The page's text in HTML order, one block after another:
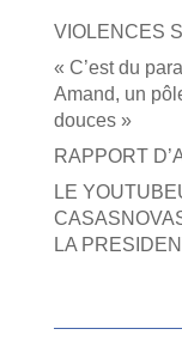
VIOLENCES
« C’est du
Amand, un
douces »
RAPPORT
LE
LA